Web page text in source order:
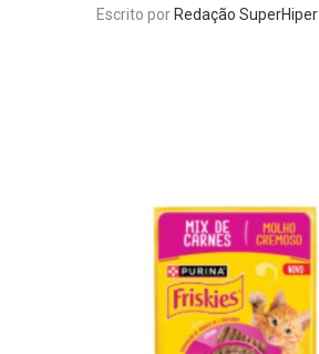
Escrito por Redação SuperHiper